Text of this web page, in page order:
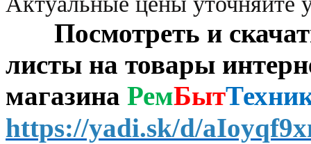
Посмотреть и
листы на товары
магазина РемБыт
https://yadi.sk/d/